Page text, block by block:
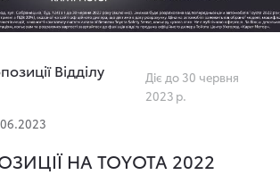
Відділу
Діє до 30 червня
2023 р.
НА TOYOTA 2022